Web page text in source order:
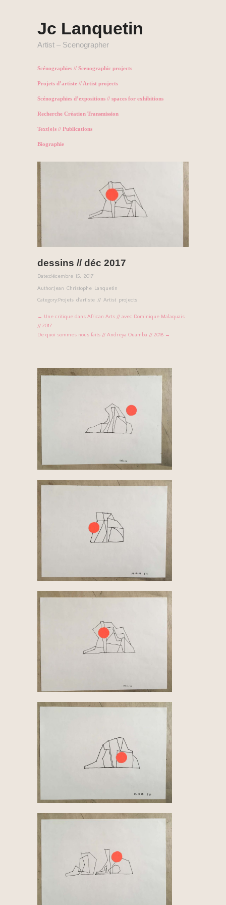
Jc Lanquetin
Artist – Scenographer
Scénographies // Scenographic projects
Projets d’artiste // Artist projects
Scénographies d’expositions // spaces for exhibitions
Recherche Création Transmission
Text[e]s // Publications
Biographie
dessins // déc 2017
Date:décembre 15, 2017
Author:Jean Christophe Lanquetin
Category:Projets d'artiste // Artist projects
← Une critique dans African Arts // avec Dominique Malaquais
// 2017
De quoi sommes nous faits // Andreya Ouamba // 2018 →